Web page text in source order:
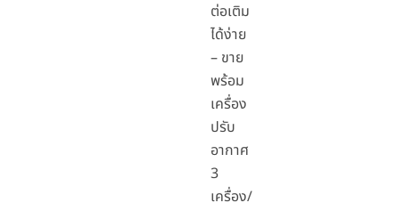
ต่อเติม
ได้ง่าย
– ขาย
พร้อม
เครื่อง
ปรับ
อากาศ
3
เครื่อง/